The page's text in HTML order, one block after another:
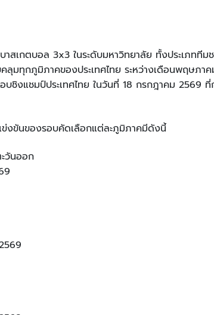
าสเกตบอล 3x3 ในระดับมหาวิทยาลัย ทั้งประเภทที
มทุกภูมิภาคของประเทศไทย ระหว่างเดือนพฤษภา
บชิงแชมป์ประเทศไทย ในวันที่ 18 กรกฎาคม 2569
ข่งขันของรอบคัดเลือกแต่ละภูมิภาคมีดังนี้
วันออก